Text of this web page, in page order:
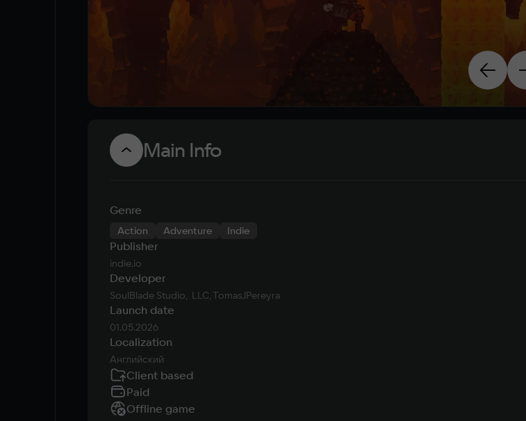
Main Info
Genre
Action Adventure Indie
Publisher
indie.io
Developer
SoulBlade Studio,  LLC, TomasJPereyra
Launch date
01.05.2026
Localization
Английский
Client based
Paid
Offline game